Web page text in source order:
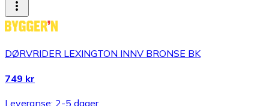
DØRVRIDER LEXINGTON INNV BRONSE BK
749 kr
Leveranse: 2-5 dager